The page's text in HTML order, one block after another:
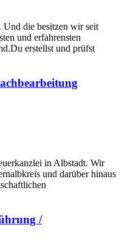
Und die besitzen wir seit
und erfahrensten
erstellst und prüfst
in Albstadt. Wir
und darüber hinaus
/